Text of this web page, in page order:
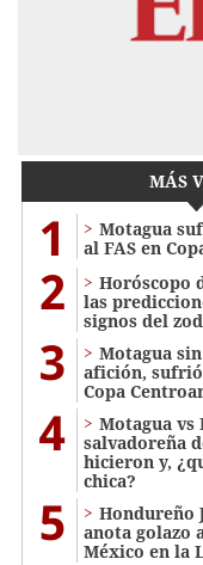
MÁS
1
Motagua
al FAS en
2
Horóscopo
las
signos del
3
Motagua
afición, sufrió
Copa
4
Motagua vs
salvadoreña
hicieron y,
chica?
5
Hondureño
anota golazo
México en la